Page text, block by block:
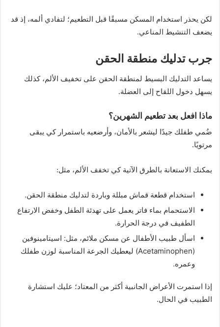
لكن يحذر استخدام المسكن مسبقًا قبل التطعيم؛ لتفادي ألمه، إذ قد
يضعف التنشيط المناعي.
جرب تدليك منطقة الحقن
يساعد التدليك البسيط لمنطقة الحقن على تخفيف الألم، كذلك
يسهل دخول اللقاح إلى العضلة.
ماذا افعل بعد تطعيم الشهرين؟
ضُمي طفلك جيدًا ليشعر بالأمان، وأرضعيه باستمرار كي يبقى
مرتويًا.
يمكنك الاستعانة بالطرق الآتية كي تخفف الألم، مثل:
استخدام قطعة قماش مبللة وباردة لتدليك منطقة الحقن.
الاستحمام بماء فاتر يعمل على تهدئة الطفل وخفض الارتفاع
الطفيف في درجة الحرارة.
اسأل طبيب الأطفال عن مسكن ملائم، مثل: اسيتامينوفين
(Acetaminophen) ليعطيك الجرعة المناسبة لوزن طفلك
وعمره.
إذا استمرت الأعراض الجانبية أكثر من المعتاد؛ عليك استشارة
الطبيب في الحال.